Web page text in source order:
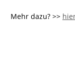
Mehr dazu? >>